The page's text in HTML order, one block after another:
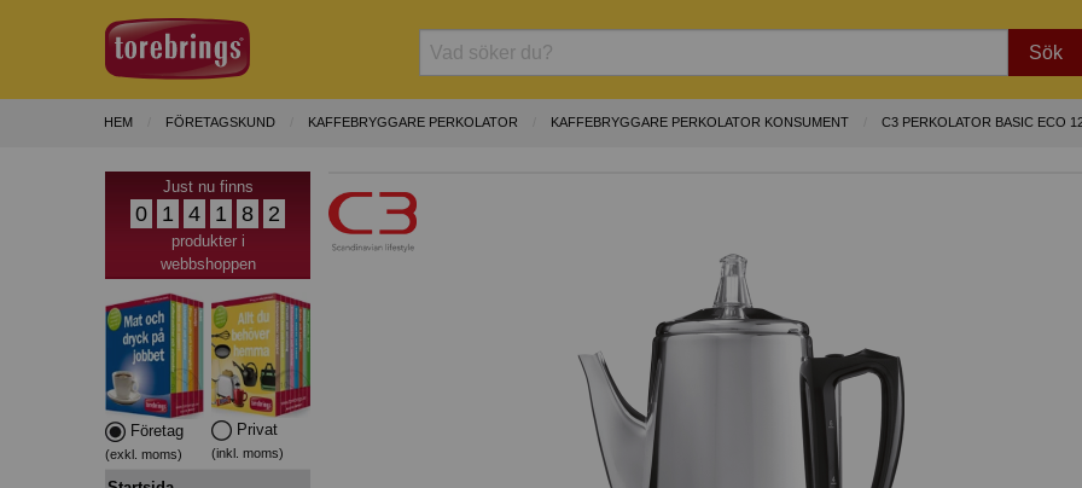
Sök
HEM FÖRETAGSKUND KAFFEBRYGGARE PERKOLATOR KAFFEBRYGGARE PERKOLATOR KONSUMENT C3 PERKOLATOR BASIC ECO
Just nu finns
0 1 4 1 8 2
produkter i
webbshoppen
Företag
(exkl. moms)
Privat
(inkl. moms)